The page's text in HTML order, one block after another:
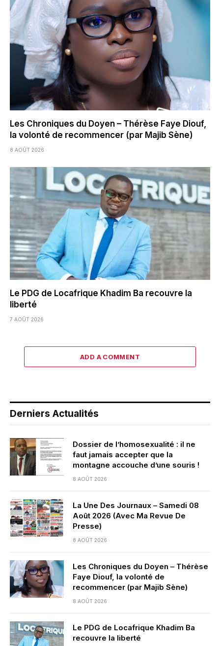
Les Chroniques du Doyen – Thérèse Faye Diouf,
la volonté de recommencer (par Majib Sène)
8 AOÛT 2026
Le PDG de Locafrique Khadim Ba recouvre la
liberté
7 AOÛT 2026
ADD A COMMENT
Derniers Actualités
Dossier de l’homosexualité : il ne
faut jamais accepter que la
montagne accouche d’une souris !
8 AOÛT 2026
La Une Des Journaux – Samedi 08
Août 2026 (Avec Ma Revue De
Presse)
8 AOÛT 2026
Les Chroniques du Doyen – Thérèse
Faye Diouf, la volonté de
recommencer (par Majib Sène)
8 AOÛT 2026
Le PDG de Locafrique Khadim Ba
recouvre la liberté